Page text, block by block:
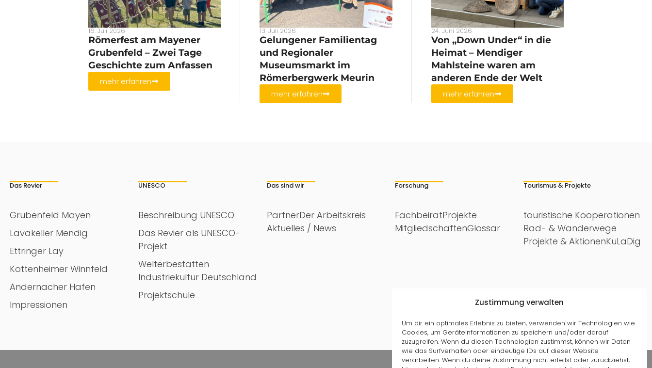
Zustimmung verwalten
Um dir ein optimales Erlebnis zu bieten, verwenden wir Technologien wie
Cookies, um Geräteinformationen zu speichern und/oder darauf
zuzugreifen. Wenn du diesen Technologien zustimmst, können wir Daten
wie das Surfverhalten oder eindeutige IDs auf dieser Website
verarbeiten. Wenn du deine Zustimmung nicht erteilst oder zurückziehst,
16. Juli 2026
Römerfest am Mayener
Grubenfeld – Zwei Tage
Geschichte zum Anfassen
mehr erfahren
13. Juli 2026
Gelungener Familientag
und Regionaler
Museumsmarkt im
Römerbergwerk Meurin
mehr erfahren
24. Juni 2026
Von „Down Under“ in die
Heimat – Mendiger
Mahlsteine waren am
anderen Ende der Welt
mehr erfahren
Das Revier
Grubenfeld Mayen
Lavakeller Mendig
Ettringer Lay
Kottenheimer Winnfeld
Andernacher Hafen
Impressionen
UNESCO
Beschreibung UNESCO
Das Revier als UNESCO-
Projekt
Welterbestätten
Industriekultur Deutschland
Projektschule
Das sind wir
PartnerDer Arbeitskreis
Aktuelles / News
Forschung
FachbeiratProjekte
MitgliedschaftenGlossar
Tourismus & Projekte
touristische Kooperationen
Rad- & Wanderwege
Projekte & AktionenKuLaDig